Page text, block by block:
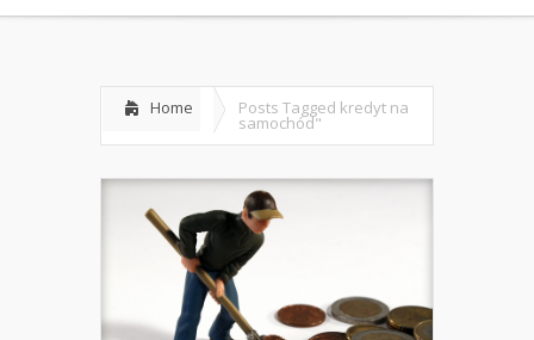
Home Posts Tagged kredyt na
samochód"